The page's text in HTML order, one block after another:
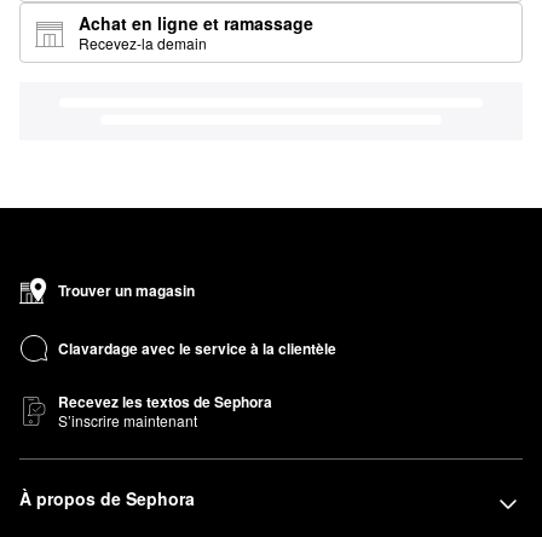
Achat en ligne et ramassage
Recevez-la demain
Trouver un magasin
Clavardage avec le service à la clientèle
Recevez les textos de Sephora
S’inscrire maintenant
À propos de Sephora